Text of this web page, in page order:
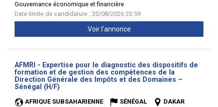
Gouvernance économique et financière
Date limite de candidature : 20/08/2026 23:59
Voir l'annonce
AFMRI - Expertise pour le diagnostic des dispositifs de
formation et de gestion des compétences de la
Direction Générale des Impôts et des Domaines –
Sénégal (H/F)
AFRIQUE SUBSAHARIENNE SÉNÉGAL
DAKAR